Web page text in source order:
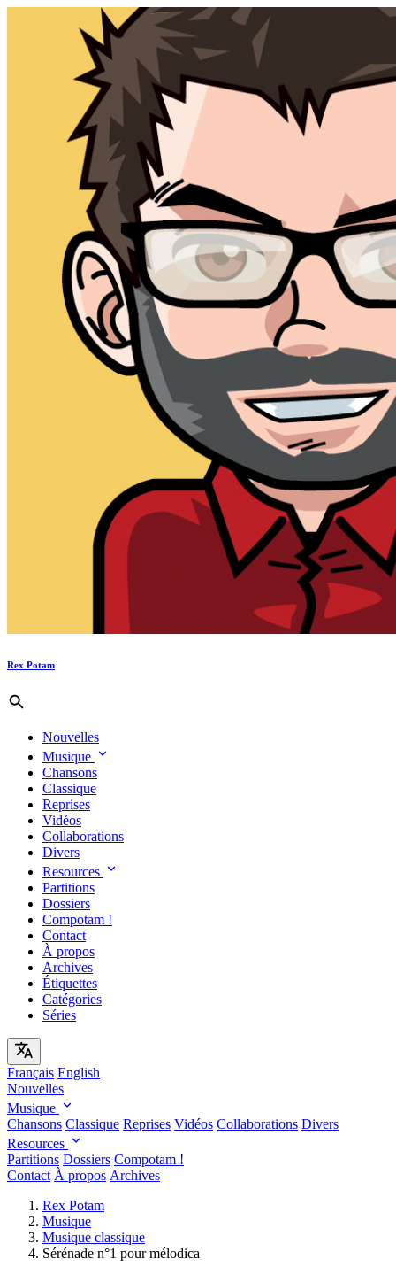
Rex Potam
Nouvelles
Musique
Chansons
Classique
Reprises
Vidéos
Collaborations
Divers
Resources
Partitions
Dossiers
Compotam !
Contact
À propos
Archives
Étiquettes
Catégories
Séries
Français English
Nouvelles
Musique
Chansons Classique Reprises Vidéos Collaborations Divers
Resources
Partitions Dossiers Compotam !
Contact À propos Archives
Rex Potam
Musique
Musique classique
Sérénade n°1 pour mélodica